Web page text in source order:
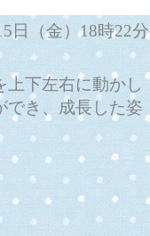
日（金）18時22分
下左右に動かし
でき、成長した姿